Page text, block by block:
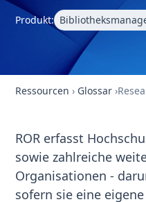
Produkt:
Ressourcen › Glossar ›
ROR erfasst
sowie zahlreiche
Organisationen -
sofern sie eine